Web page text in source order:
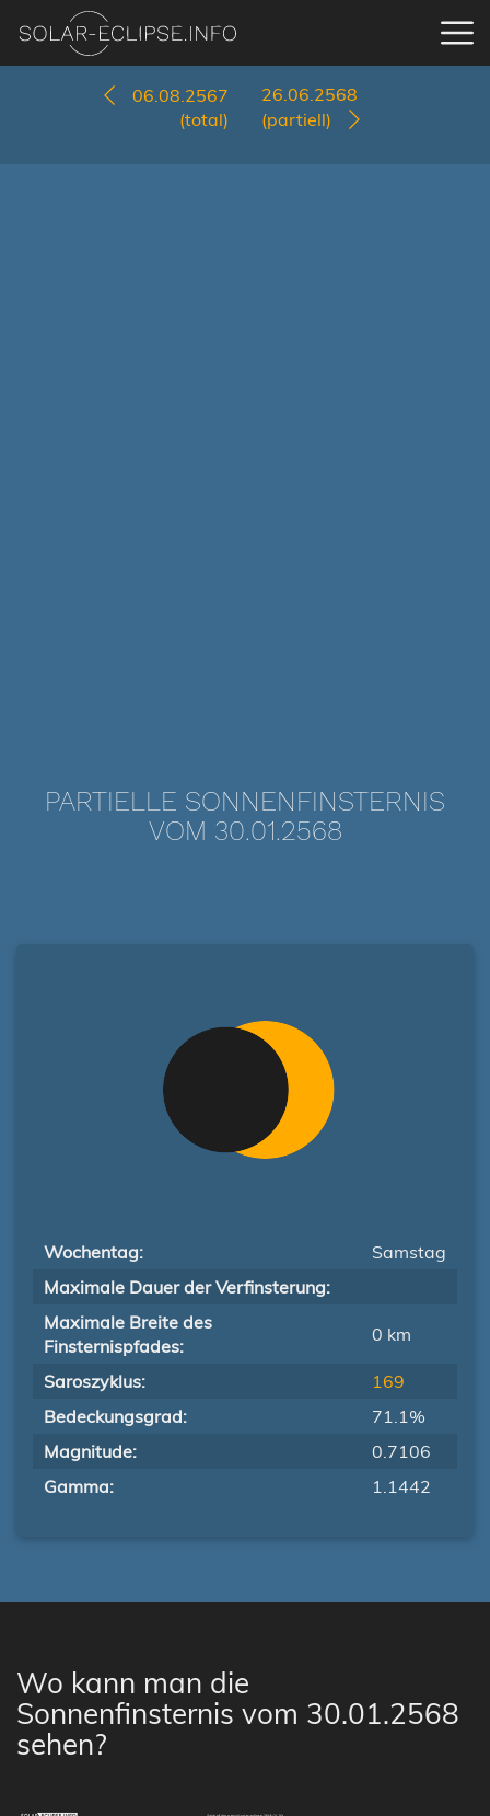
06.08.2567
(total)
26.06.2568
(partiell)
PARTIELLE SONNENFINSTERNIS
VOM 30.01.2568
Wochentag:
Samstag
Maximale Dauer der Verfinsterung:
Maximale Breite des
Finsternispfades:
0 km
Saroszyklus:
169
Bedeckungsgrad:
71.1%
Magnitude:
0.7106
Gamma:
1.1442
Wo kann man die
Sonnenfinsternis vom 30.01.2568
sehen?